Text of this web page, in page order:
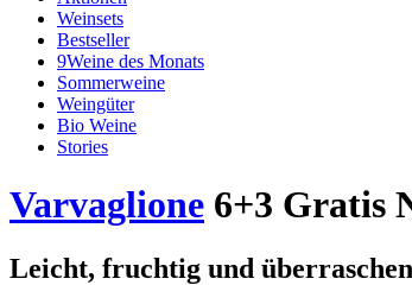
Weinsets
Bestseller
9Weine des Monats
Sommerweine
Weingüter
Bio Weine
Stories
Varvaglione 6+3 Gratis
Leicht, fruchtig und